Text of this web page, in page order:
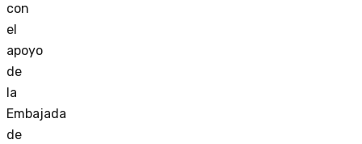
con
el
apoyo
de
la
Embajada
de